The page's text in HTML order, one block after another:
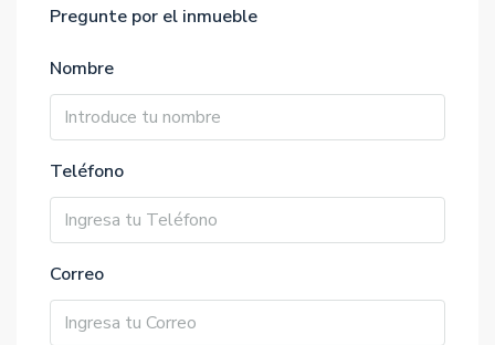
Pregunte por el inmueble
Nombre
Teléfono
Correo